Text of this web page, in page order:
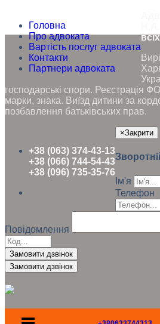
Головна
Про адвоката
Вартість послуг адвоката
Контакти
Партнери адвоката
господарські спори. Реєстрація
марки, знака. Виїзд дитини за
позбавлення батьківських прав.
+38 (063) 374-43-13
+38 (066) 744-54-43
+38 (096) 735-35-76
×Закрити
Ім'я
Телефон
Повідомлення
Замовити дзвінок